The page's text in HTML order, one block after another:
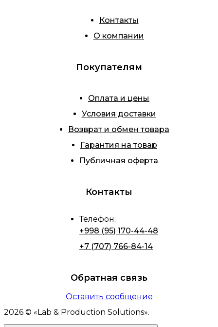
Контакты
О компании
Покупателям
Оплата и цены
Условия доставки
Возврат и обмен товара
Гарантия на товар
Публичная оферта
Контакты
Телефон:
+998 (95) 170-44-48
+7 (707) 766-84-14
Обратная связь
Оставить сообщение
2026 © « Lab & Production Solutions».